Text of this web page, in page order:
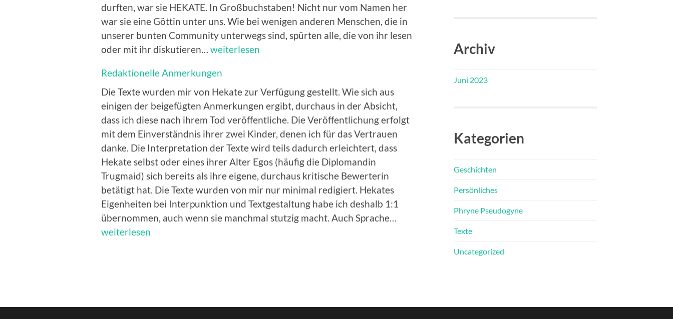
durften, war sie HEKATE. In Großbuchstaben! Nicht nur vom Namen her
war sie eine Göttin unter uns. Wie bei wenigen anderen Menschen, die in
unserer bunten Community unterwegs sind, spürten alle, die von ihr lesen
oder mit ihr diskutieren… HEKATE
weiterlesen
Redaktionelle Anmerkungen
Die Texte wurden mir von Hekate zur Verfügung gestellt. Wie sich aus
einigen der beigefügten Anmerkungen ergibt, durchaus in der Absicht,
dass ich diese nach ihrem Tod veröffentliche. Die Veröffentlichung erfolgt
mit dem Einverständnis ihrer zwei Kinder, denen ich für das Vertrauen
danke. Die Interpretation der Texte wird teils dadurch erleichtert, dass
Hekate selbst oder eines ihrer Alter Egos (häufig die Diplomandin
Trugmaid) sich bereits als ihre eigene, durchaus kritische Bewerterin
betätigt hat. Die Texte wurden von mir nur minimal redigiert. Hekates
Eigenheiten bei Interpunktion und Textgestaltung habe ich deshalb 1:1
übernommen, auch wenn sie manchmal stutzig macht. Auch Sprache…
Redaktionelle
Anmerkungen
weiterlesen
Archiv
Juni 2023
Kategorien
Geschichten
Persönliches
Phryne Pseudogyne
Texte
Uncategorized